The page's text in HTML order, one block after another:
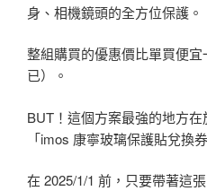
身、相機鏡頭的全方位保護。
整組購買的優惠價比單買便
已）。
BUT！這個方案最強的地方
「imos 康寧玻璃保護貼兌換
在 2025/1/1 前，只要帶著這